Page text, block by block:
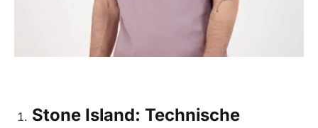
Stone Island: Technische